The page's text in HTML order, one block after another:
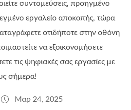
συντομεύσεις, προηγμένο
εργαλείο αποκοπής, τώρα
οτιδήποτε στην οθόνη
να εξοικονομήσετε
τις ψηφιακές σας εργασίες με
σήμερα!
Μαρ 24, 2025